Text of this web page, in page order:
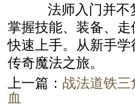
法师入门并不
掌握技能、装备、
快速上手。从新手
传奇魔法之旅。
上一篇： 战法道铁
血